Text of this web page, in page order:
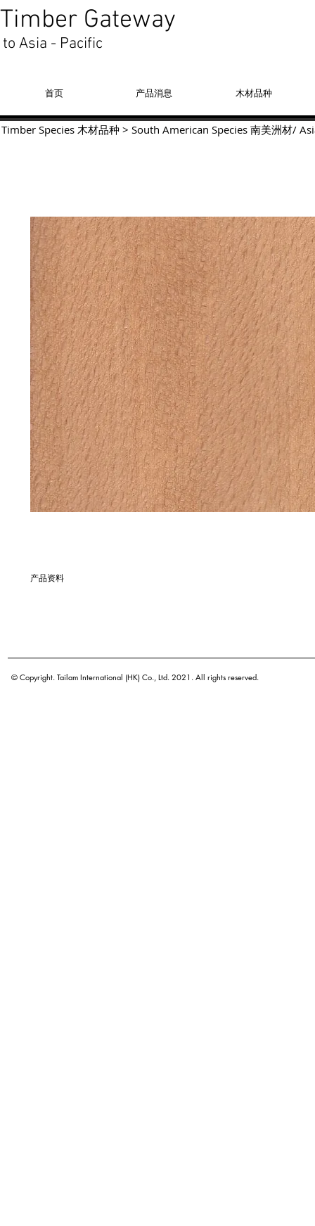
Timber Gateway
to Asia - Pacific
首页 产品消息 木材品种
产品资料
原产地
Timber Species 木材品种 > South American Species 南美洲材/
© Copyright. Tailam International (HK) Co., Ltd. 2021. All rights reserved.